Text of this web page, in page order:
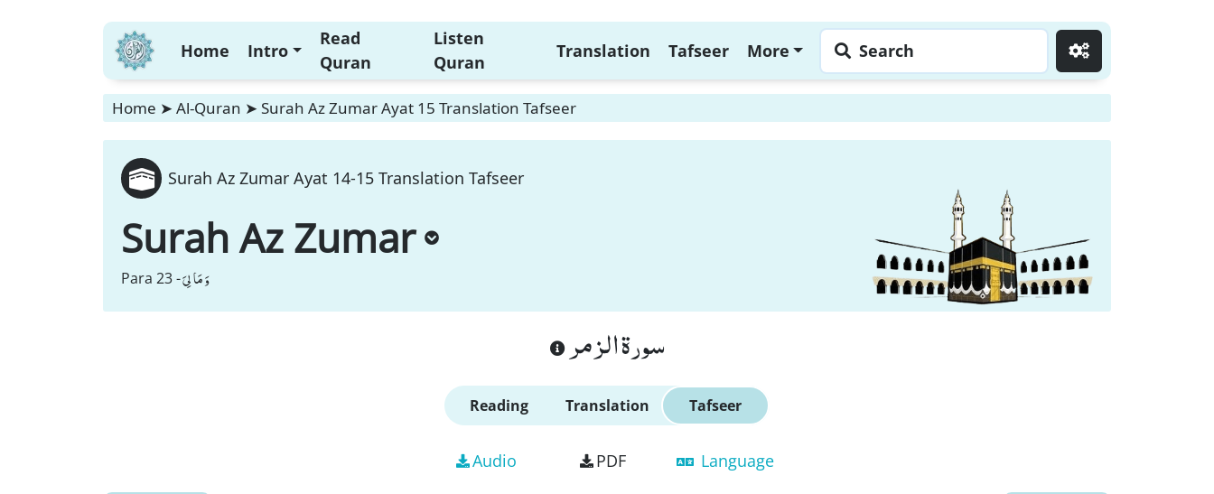
Home Intro
Read
Quran
Listen
Quran
Translation Tafseer More Search
Home ➤ Al-Quran ➤ Surah Az Zumar Ayat 15 Translation Tafseer
Surah Az Zumar Ayat 14-15 Translation Tafseer
Surah Az Zumar
Para 23 -وَ مَا لِیَ
سورة الزمر
Reading Translation Tafseer
Audio PDF Language